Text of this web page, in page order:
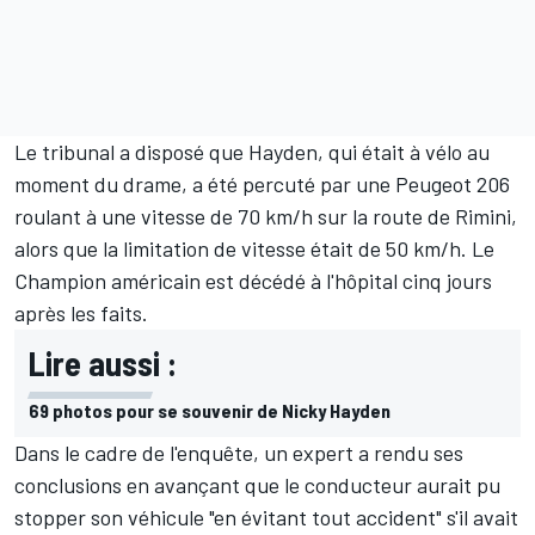
Le tribunal a disposé que Hayden, qui était à vélo au
moment du drame, a été percuté par une Peugeot 206
roulant à une vitesse de 70 km/h sur la route de Rimini,
alors que la limitation de vitesse était de 50 km/h. Le
Champion américain est décédé à l'hôpital cinq jours
après les faits.
Lire aussi :
69 photos pour se souvenir de Nicky Hayden
Dans le cadre de l'enquête, un expert a rendu ses
conclusions en avançant que le conducteur aurait pu
stopper son véhicule "en évitant tout accident" s'il avait